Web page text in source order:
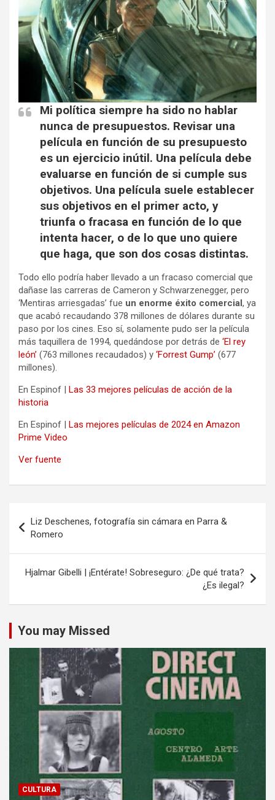
Mi política siempre ha sido no hablar
nunca de presupuestos. Revisar una
película en función de su presupuesto
es un ejercicio inútil. Una película debe
evaluarse en función de si cumple sus
objetivos. Una película suele establecer
sus objetivos en el primer acto, y
triunfa o fracasa en función de lo que
intenta hacer, o de lo que uno quiere
que haga, que son dos cosas distintas.
Todo ello podría haber llevado a un fracaso comercial que
dañase las carreras de Cameron y Schwarzenegger, pero
‘Mentiras arriesgadas’ fue un enorme éxito comercial, ya
que acabó recaudando 378 millones de dólares durante su
paso por los cines. Eso sí, solamente pudo ser la película
más taquillera de 1994, quedándose por detrás de ‘El rey
león’ (763 millones recaudados) y ‘Forrest Gump’ (677
millones).
En Espinof | Las 33 mejores películas de acción de la
historia
En Espinof | Las mejores películas de 2024 en Amazon
Prime Video
Ver fuente
de
entradas
Liz Deschenes, fotografía sin cámara en Parra &
Romero
Hjalmar Gibelli | ¡Entérate! Sobreseguro: ¿De qué trata?
¿Es ilegal?
You may Missed
CULTURA